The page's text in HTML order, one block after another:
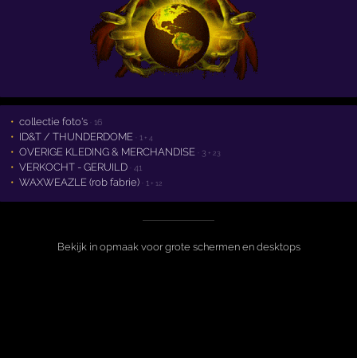
collectie foto's · 16
ID&T / THUNDERDOME · 1 + 4
OVERIGE KLEDING & MERCHANDISE · 3 + 23
VERKOCHT - GERUILD · 41
WAXWEAZLE (rob fabrie) · 1 + 12
Bekijk in opmaak voor grote schermen en desktops